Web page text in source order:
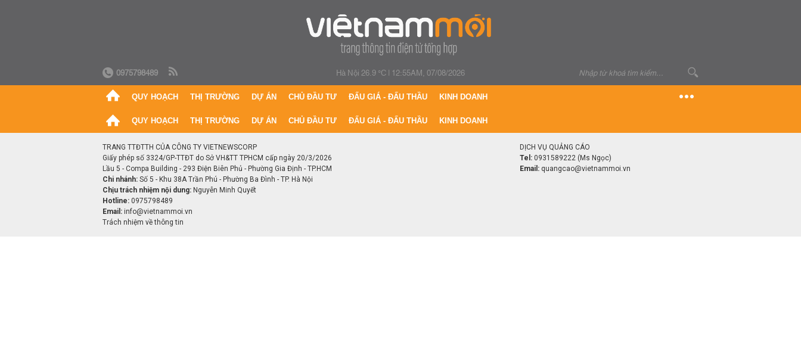
0975798489 Hà Nội 26.9 °C| 12:55AM, 07/08/2026
QUY HOẠCH THỊ TRƯỜNG DỰ ÁN CHỦ ĐẦU TƯ ĐẤU GIÁ - ĐẤU THẦU KINH DOANH
QUY HOẠCH THỊ TRƯỜNG DỰ ÁN CHỦ ĐẦU TƯ ĐẤU GIÁ - ĐẤU THẦU KINH DOANH
TRANG TTĐTTH CỦA CÔNG TY VIETNEWSCORP
Giấy phép số 3324/GP-TTĐT do Sở VH&TT TPHCM cấp ngày 20/3/2026
Lầu 5 - Compa Building - 293 Điện Biên Phủ - Phường Gia Định - TP.HCM
Chi nhánh: Số 5 - Khu 38A Trần Phú - Phường Ba Đình - TP. Hà Nội
Chịu trách nhiệm nội dung: Nguyễn Minh Quyết
Hotline: 0975798489
Email: info@vietnammoi.vn
Trách nhiệm về thông tin
DỊCH VỤ QUẢNG CÁO
Tel: 0931589222 (Ms Ngọc)
Email: quangcao@vietnammoi.vn